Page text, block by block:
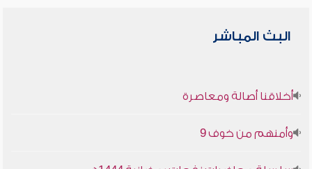
البث المباشر
أخلاقنا أصالة ومعاصرة
وأمنهم من خوف 9